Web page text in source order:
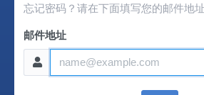
忘记密码？请在下面填写您的邮件地址
邮件地址